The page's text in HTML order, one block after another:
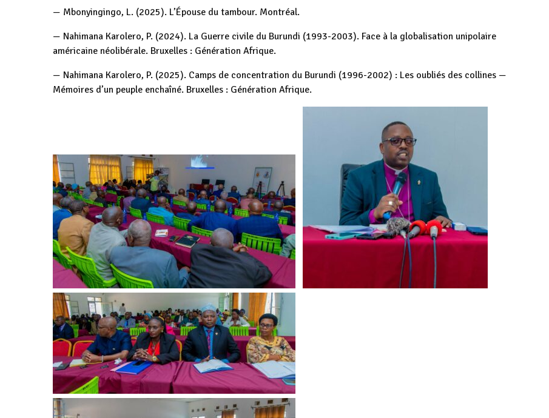
— Mbonyingingo, L. (2025). L’Épouse du tambour. Montréal.
— Nahimana Karolero, P. (2024). La Guerre civile du Burundi (1993-2003). Face à la globalisation unipolaire
américaine néolibérale. Bruxelles : Génération Afrique.
— Nahimana Karolero, P. (2025). Camps de concentration du Burundi (1996-2002) : Les oubliés des collines —
Mémoires d’un peuple enchaîné. Bruxelles : Génération Afrique.